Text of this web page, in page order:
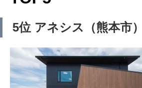
5位 アネシス（熊本市